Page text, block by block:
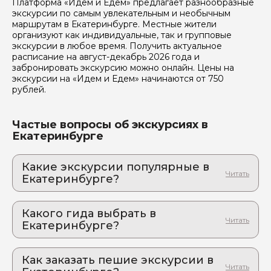
Платформа «Идем и Едем» предлагает разнообразные
экскурсии по самым увлекательным и необычным
маршрутам в Екатеринбурге. Местные жители
организуют как индивидуальные, так и групповые
экскурсии в любое время. Получить актуальное
расписание на август-декабрь 2026 года и
забронировать экскурсию можно онлайн. Цены на
экскурсии на «Идем и Едем» начинаются от 750
рублей.
Частые вопросы об экскурсиях в
Екатеринбурге
Какие экскурсии популярные в
Екатеринбурге?
Реж и его окрестности
Тропами Данилы Мастера: приключение в сердце
старинного уральского горного края
2. Авторская экскурсия: Екатеринбург —
город со своим лицом
Город контрастов на стыке Европы и Азии
Какого гида выбрать в
Екатеринбурге?
2. Ирина.Н 414
Как заказать пешие экскурсии в